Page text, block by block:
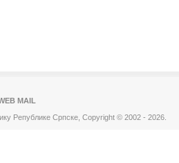
MAIL
Републике Српске, Copyright © 2002 - 2026.